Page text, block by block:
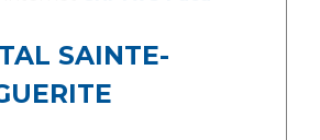
recherche
de Formation